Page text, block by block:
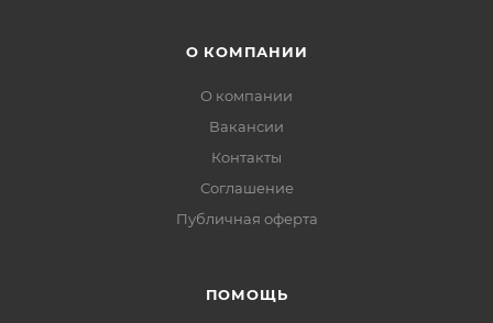
О КОМПАНИИ
О компании
Вакансии
Контакты
Соглашение
Публичная оферта
ПОМОЩЬ